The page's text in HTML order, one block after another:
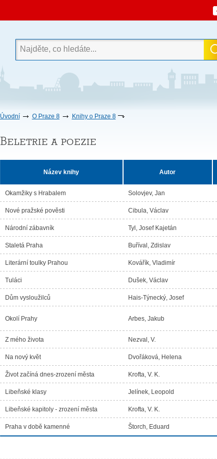
Úvodní O Praze 8 Knihy o Praze 8
Beletrie a poezie
Název knihy Autor
Okamžiky s Hrabalem Solovjev, Jan
Nové pražské pověsti Cibula, Václav
Národní zábavník Tyl, Josef Kajetán
Staletá Praha Buříval, Zdislav
Literární toulky Prahou Kovářík, Vladimír
Tuláci Dušek, Václav
Dům vysloužilců Hais-Týnecký, Josef
Okolí Prahy Arbes, Jakub
Z mého života Nezval, V.
Na nový květ Dvořáková, Helena
Život začíná dnes-zrození města Krofta, V. K.
Libeňské klasy Jelínek, Leopold
Libeňské kapitoly - zrození města Krofta, V. K.
Praha v době kamenné Štorch, Eduard